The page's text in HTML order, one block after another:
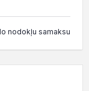
nodokļu samaksu